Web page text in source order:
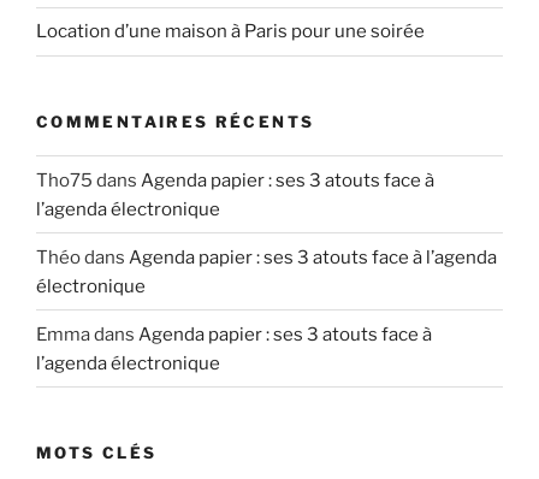
Location d’une maison à Paris pour une soirée
COMMENTAIRES RÉCENTS
Tho75 dans Agenda papier : ses 3 atouts face à
l’agenda électronique
Théodans Agenda papier : ses 3 atouts face à l’agenda
électronique
Emmadans Agenda papier : ses 3 atouts face à
l’agenda électronique
MOTS CLÉS